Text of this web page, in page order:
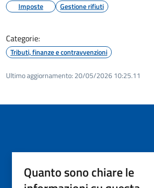
Imposte Gestione rifiuti
Categorie:
Tributi, finanze e contravvenzioni
Ultimo aggiornamento: 20/05/2026 10:25.11
Quanto sono chiare le